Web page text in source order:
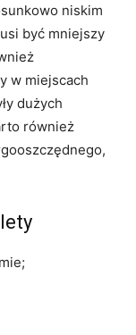
niskim
być mniejszy
w miejscach
dużych
również